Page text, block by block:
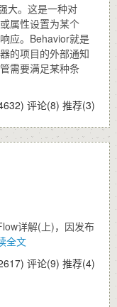
大。这是一种对
属性设置为某个
应。Behavior就是
的项目的外部通知
需要满足某种条
评论(8) 推荐(3)
详解(上)，因发布
全文
评论(9) 推荐(4)